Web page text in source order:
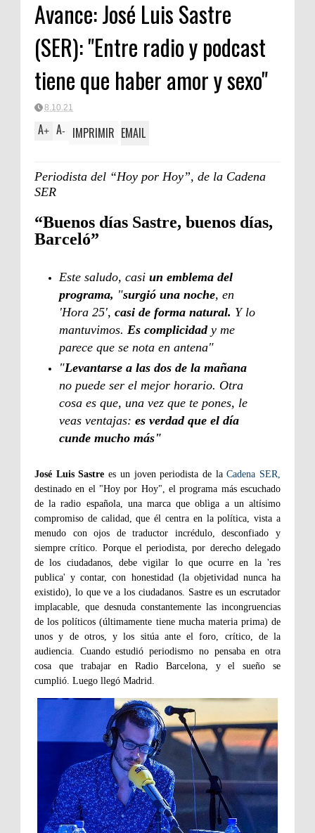
Avance: José Luis Sastre
(SER): "Entre radio y podcast
tiene que haber amor y sexo"
8.10.21
A+ A- IMPRIMIR EMAIL
Periodista del “Hoy por Hoy”, de la Cadena
SER
“Buenos días Sastre, buenos días,
Barceló”
Este saludo, casi un emblema del
programa, "surgió una noche, en
'Hora 25', casi de forma natural. Y lo
mantuvimos. Es complicidady me
parece que se nota en antena"
"Levantarse a las dos de la mañana
no puede ser el mejor horario. Otra
cosa es que, una vez que te pones, le
veas ventajas: es verdad que el día
cunde mucho más"
José Luis Sastre es un joven periodista de laCadena SER,
destinado en el "Hoy por Hoy", el programa más escuchado
de la radio española, una marca que obliga a un altísimo
compromiso de calidad, que él centra en la política, vista a
menudo con ojos de traductor incrédulo, desconfiado y
siempre crítico. Porque el periodista, por derecho delegado
de los ciudadanos, debe vigilar lo que ocurre en la 'res
publica' y contar, con honestidad (la objetividad nunca ha
existido), lo que ve a los ciudadanos. Sastre es un escrutador
implacable, que desnuda constantemente las incongruencias
de los políticos (últimamente tiene mucha materia prima) de
unos y de otros, y los sitúa ante el foro, crítico, de la
audiencia. Cuando estudió periodismo no pensaba en otra
cosa que trabajar en Radio Barcelona, y el sueño se
cumplió. Luego llegó Madrid.